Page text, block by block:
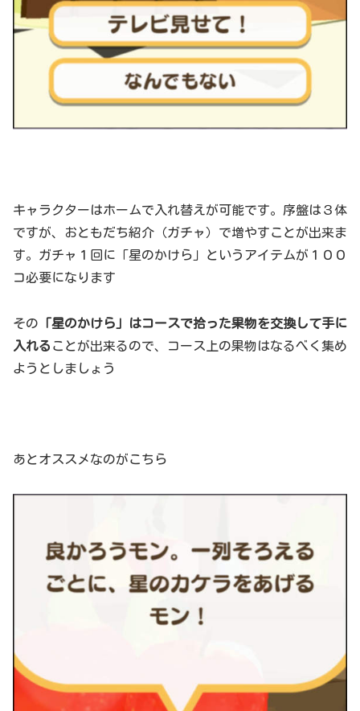
キャラクターはホームで入れ替えが可能です。序盤は３体
ですが、おともだち紹介（ガチャ）で増やすことが出来ま
す。ガチャ１回に「星のかけら」というアイテムが１００
コ必要になります
その 「星のかけら」はコースで拾った果物を交換して手に
入れる ことが出来るので、コース上の果物はなるべく集め
ようとしましょう
あとオススメなのがこちら